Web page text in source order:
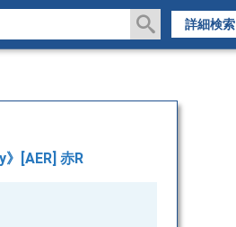
詳細検索
[AER] 赤R